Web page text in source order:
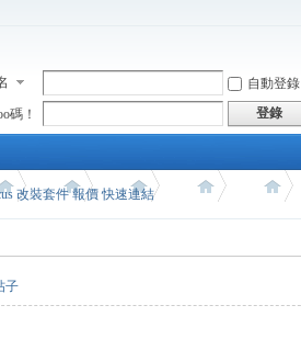
自動登錄
碼！
登錄
改裝套件 報價 快速連結
子